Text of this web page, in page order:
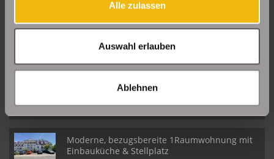
Alle zulassen
Auswahl erlauben
Ablehnen
Daberstedt
Erfurt Daberstedt
Moderne, bezugsbereite 1Raumwohnung mit
Einbauküche & Stellplatz